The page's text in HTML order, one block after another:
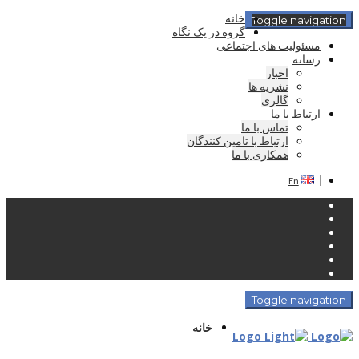
Toggle navigation خانه
گروه در یک نگاه
مسئولیت های اجتماعی
رسانه
اخبار
نشریه ها
گالری
ارتباط با ما
تماس با ما
ارتباط با تامین کنندگان
همکاری با ما
En
Toggle navigation
خانه